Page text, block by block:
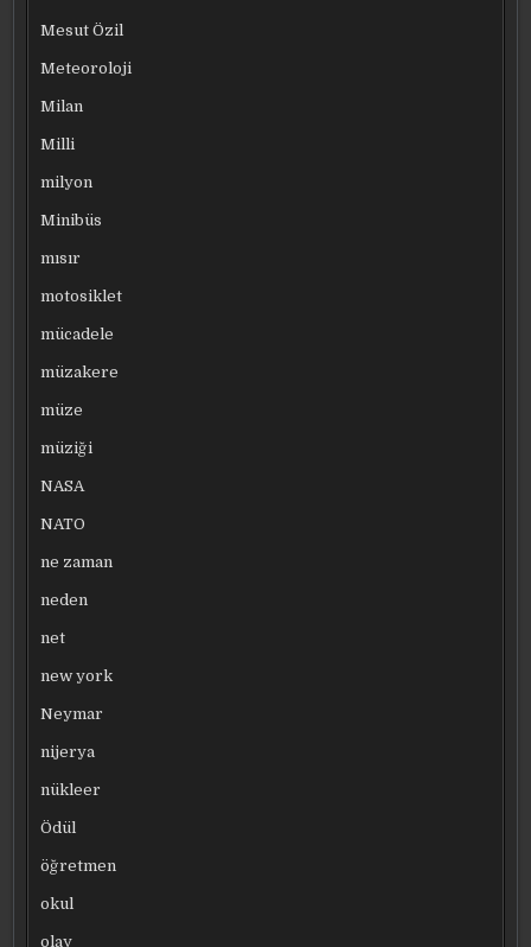
Mesut Özil
Meteoroloji
Milan
Milli
milyon
Minibüs
mısır
motosiklet
mücadele
müzakere
müze
müziği
NASA
NATO
ne zaman
neden
net
new york
Neymar
nijerya
nükleer
Ödül
öğretmen
okul
olay